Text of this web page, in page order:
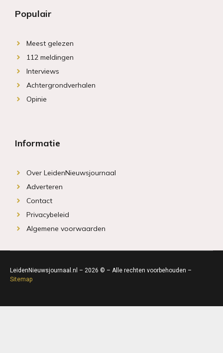
Populair
Meest gelezen
112 meldingen
Interviews
Achtergrondverhalen
Opinie
Informatie
Over LeidenNieuwsjournaal
Adverteren
Contact
Privacybeleid
Algemene voorwaarden
LeidenNieuwsjournaal.nl – 2026 © – Alle rechten voorbehouden –
Sitemap